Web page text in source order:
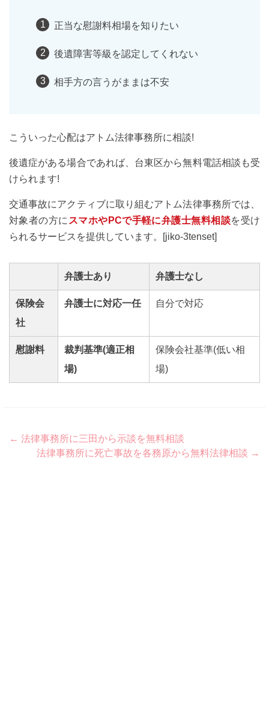
正当な慰謝料相場を知りたい
後遺障害等級を認定してくれない
相手方の言うがままは不安
こういった心配はアトム法律事務所に相談!
後遺症がある場合であれば、台東区から無料電話相談も受
けられます!
交通事故にアクティブに取り組むアトム法律事務所では、
対象者の方に スマホやPCで手軽に弁護士無料相談を受け
られるサービスを提供しています。[jiko-3tenset]
弁護士あり 弁護士なし
保険会
社
弁護士に対応一任 自分で対応
慰謝料
裁判基準(適正相
場)
保険会社基準(低い相
場)
Post
navigation
← 法律事務所に三田から示談を無料相談
法律事務所に死亡事故を各務原から無料法律相談 →